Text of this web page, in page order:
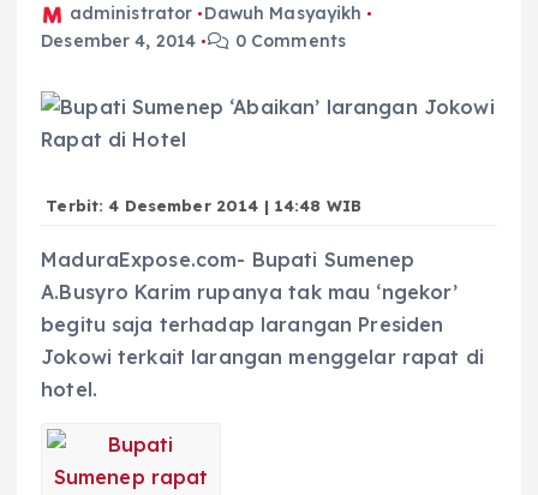
administrator
Dawuh Masyayikh
Desember 4, 2014
0 Comments
Terbit: 4 Desember 2014 | 14:48 WIB
MaduraExpose.com- Bupati Sumenep
A.Busyro Karim rupanya tak mau ‘ngekor’
begitu saja terhadap larangan Presiden
Jokowi terkait larangan menggelar rapat di
hotel.